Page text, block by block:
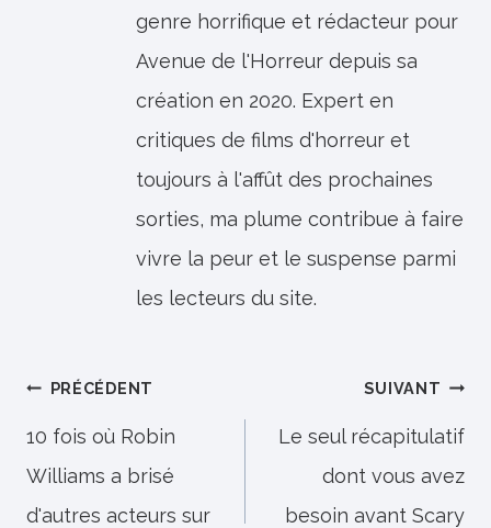
genre horrifique et rédacteur pour
Avenue de l'Horreur depuis sa
création en 2020. Expert en
critiques de films d'horreur et
toujours à l'affût des prochaines
sorties, ma plume contribue à faire
vivre la peur et le suspense parmi
les lecteurs du site.
Navigation
de
l’article
PRÉCÉDENT
10 fois où Robin
Williams a brisé
d'autres acteurs sur
SUIVANT
Le seul récapitulatif
dont vous avez
besoin avant Scary